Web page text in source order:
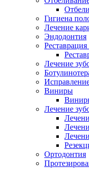
Гигиена
Лечение
Эндодонтия
Реставрация
Лечение
Виниры
Лечение
Ортодонтия